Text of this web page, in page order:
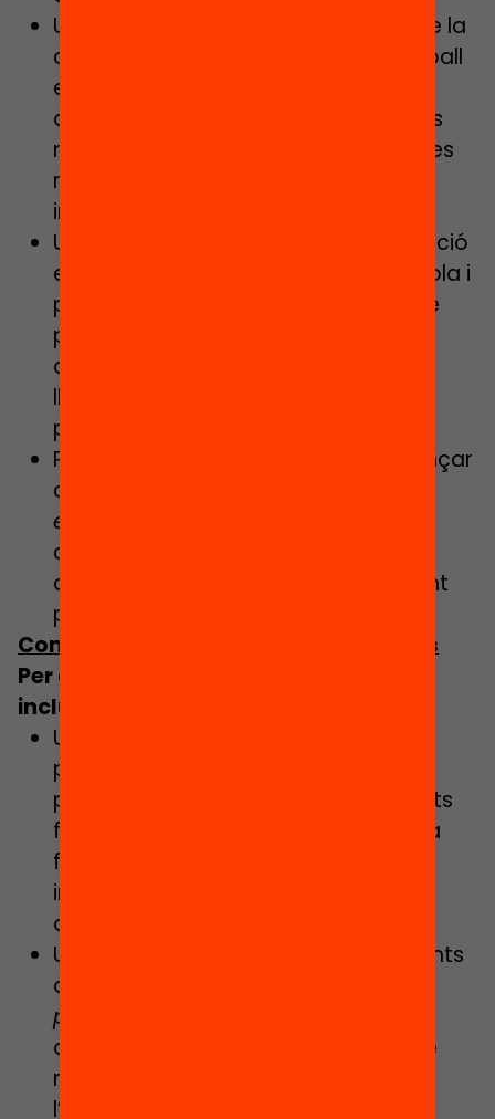
Un centre que estableixi les bases de la
confiança amb les
. Si el treball
es fa de forma conjunta es podrà
atendre de forma més específica les
necessitats de cadascú. Els pares i les
mares són el primer referent dels
infants.
Un centre que promogui la participació
en la dinàmica i les accions de l’escola i
permeti a totes les famílies sentir-se
part, amb especial cura per incloure
aquelles persones que per orígens,
llengua, factors culturals, o altres,
precisin més acompanyament.
Per tal que cada alumne pugui avançar
cal comptar amb la
educatiu i els recursos externs
centre. Per aquest motiu l’horari
d’estada al centre podria ser diferent
pels infants i joves que ho precisin.
Condicions i compromisos necessaris
Per assolir la veritable educació
inclusiva cal invertir en:
Una
plantejaments d’aquest tipus siguin
presents en cada un dels seus crèdits
formatius i obrin la porta a una nova
formació dels mestres, fent que la
inclusió sigui un eix transversal
d’aquesta.
Una
dels docents
amb acompanyament de
personals
als centres amb perfils diversos, que
responguin a les necessitats de
l’alumnat que acull.